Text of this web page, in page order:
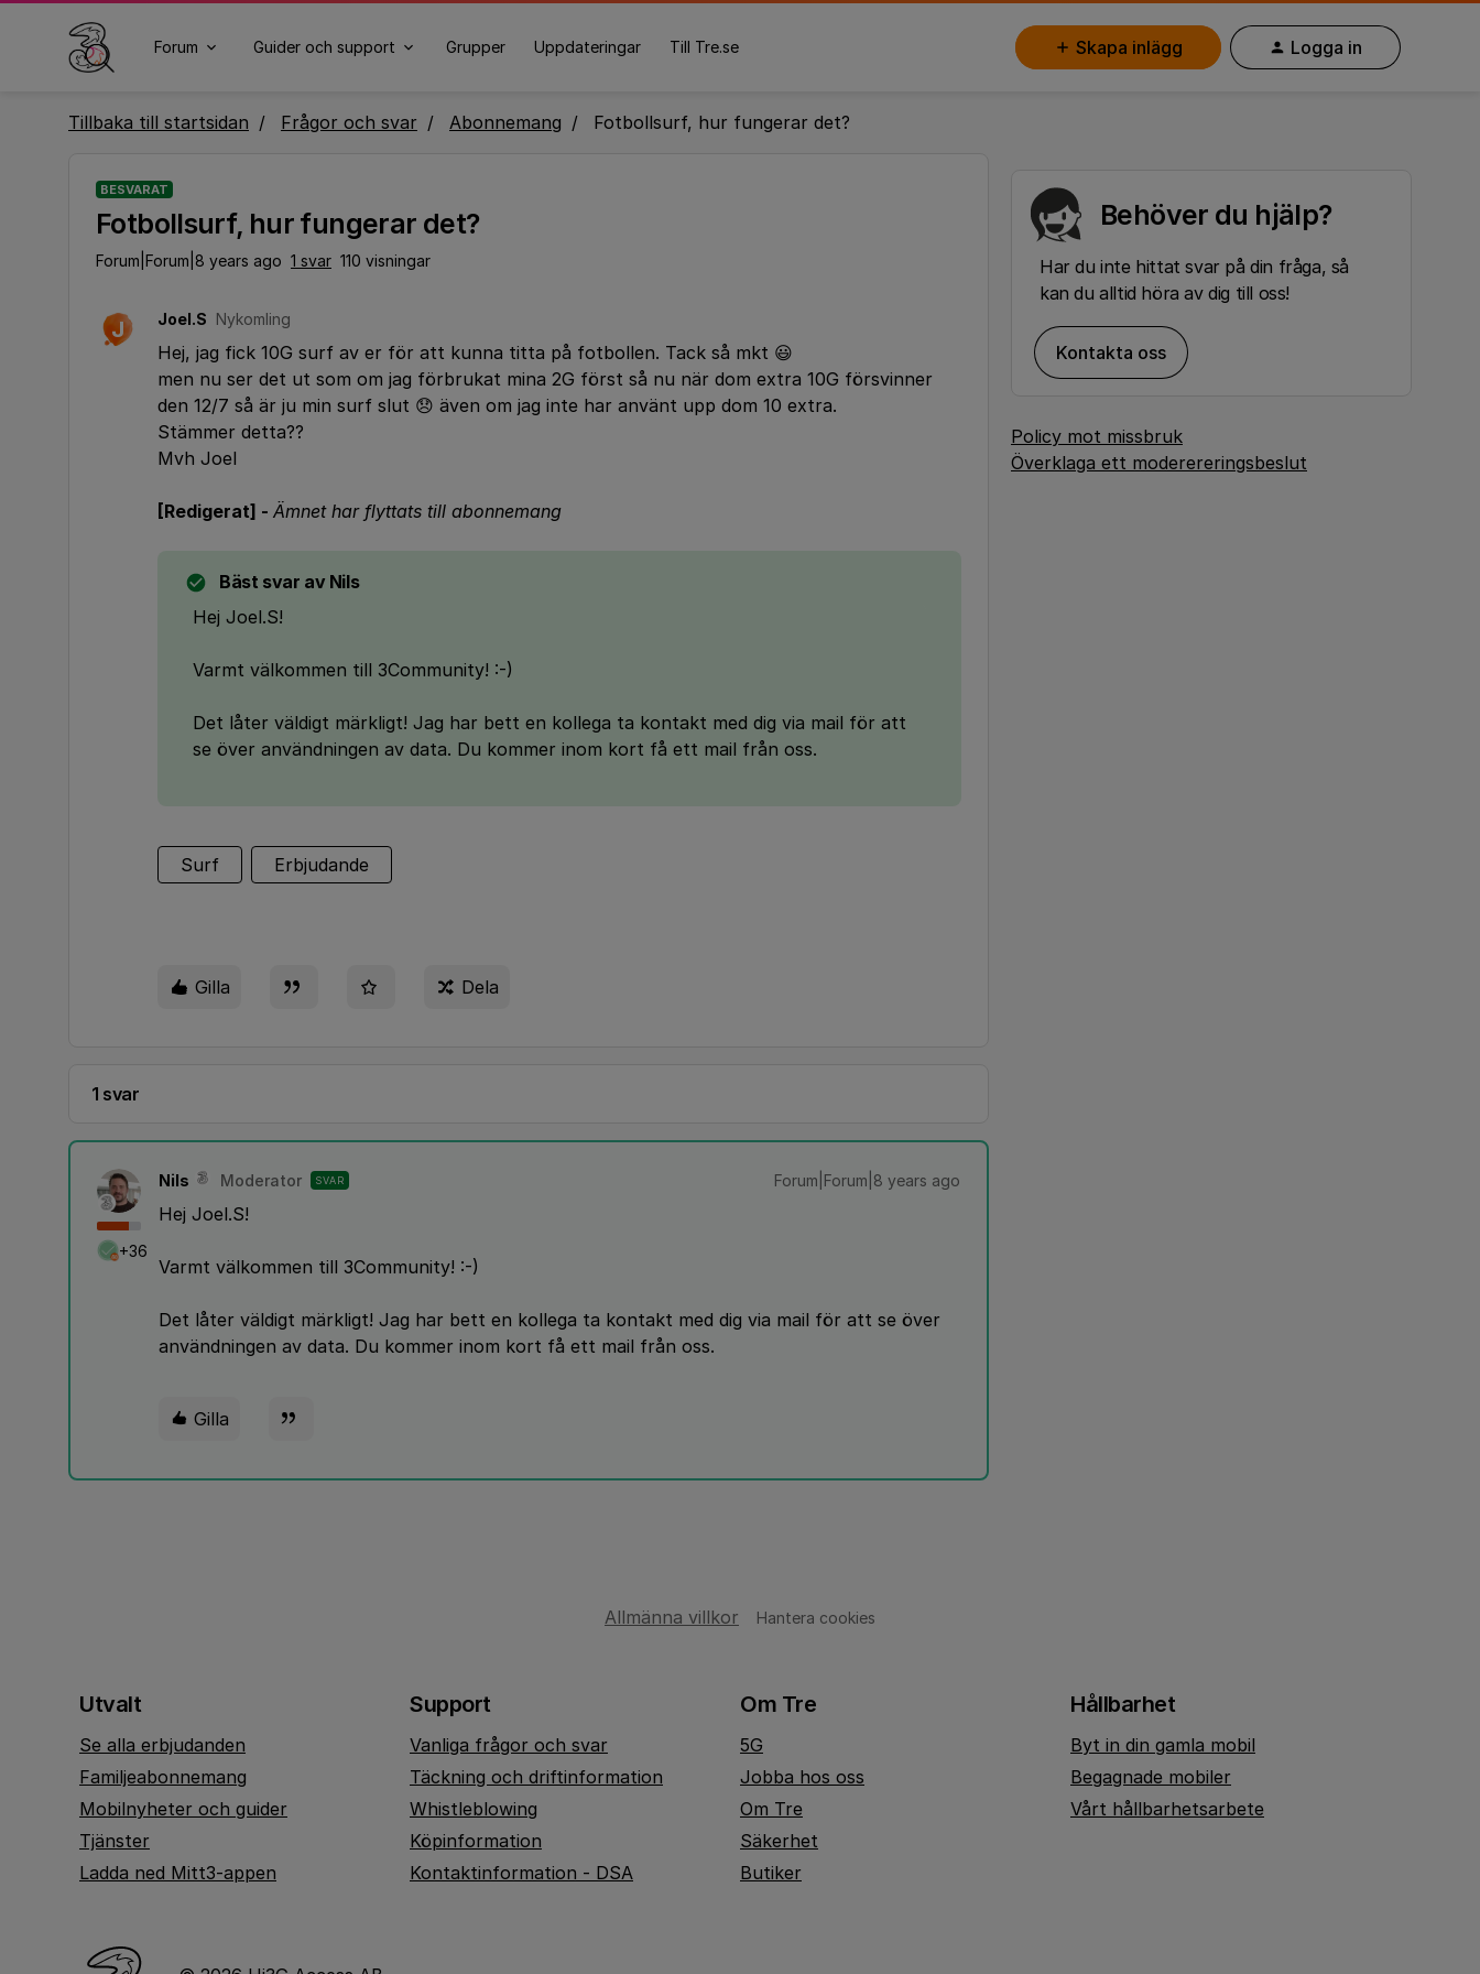
Forum Guider och support Grupper Uppdateringar Till Tre.se Skapa inlägg Logga in
Tillbaka till startsidan Frågor och svar Abonnemang Fotbollsurf, hur fungerar det?
BESVARAT
Fotbollsurf, hur fungerar det?
Forum|Forum|8 years ago 1 svar 110 visningar
J Joel.S Nykomling
Hej, jag fick 10G surf av er för att kunna titta på fotbollen. Tack så mkt 😃
men nu ser det ut som om jag förbrukat mina 2G först så nu när dom extra 10G försvinner
den 12/7 så är ju min surf slut 😞 även om jag inte har använt upp dom 10 extra.
Stämmer detta??
Mvh Joel
[Redigerat] - Ämnet har flyttats till abonnemang
Bäst svar av Nils
Hej Joel.S!
Varmt välkommen till 3Community! :-)
Det låter väldigt märkligt! Jag har bett en kollega ta kontakt med dig via mail för att
se över användningen av data. Du kommer inom kort få ett mail från oss.
Surf Erbjudande
Gilla Dela
1 svar
+36
Nils Moderator SVAR Forum|Forum|8 years ago
Hej Joel.S!
Varmt välkommen till 3Community! :-)
Det låter väldigt märkligt! Jag har bett en kollega ta kontakt med dig via mail för att se över
användningen av data. Du kommer inom kort få ett mail från oss.
Gilla
Behöver du hjälp?
Har du inte hittat svar på din fråga, så
kan du alltid höra av dig till oss!
Kontakta oss
Policy mot missbruk
Överklaga ett moderereringsbeslut
Allmänna villkor Hantera cookies
Utvalt
Se alla erbjudanden
Familjeabonnemang
Mobilnyheter och guider
Tjänster
Ladda ned Mitt3-appen
Support
Vanliga frågor och svar
Täckning och driftinformation
Whistleblowing
Köpinformation
Kontaktinformation - DSA
Om Tre
5G
Jobba hos oss
Om Tre
Säkerhet
Butiker
Hållbarhet
Byt in din gamla mobil
Begagnade mobiler
Vårt hållbarhetsarbete